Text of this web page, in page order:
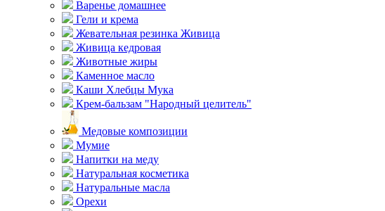
Варенье домашнее
Гели и крема
Жевательная резинка Живица
Живица кедровая
Животные жиры
Каменное масло
Каши Хлебцы Мука
Крем-бальзам "Народный целитель"
Медовые композиции
Мумие
Напитки на меду
Натуральная косметика
Натуральные масла
Орехи